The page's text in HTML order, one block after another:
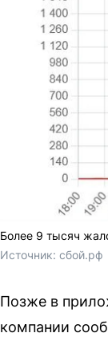
Более 9 тысяч
Источник: сбой.рф
Позже в
компании